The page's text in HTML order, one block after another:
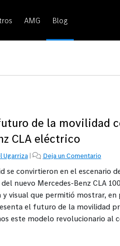
AMG Blog
de la movilidad
CLA eléctrico
Ugarriza| Deja un Comentario
se convirtieron en el escenario
nuevo Mercedes-Benz CLA
visual que permitió mostrar, en
el futuro de la movilidad
este modelo revolucionario al